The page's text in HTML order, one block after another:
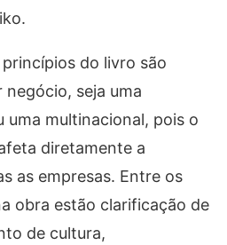
do livro são
negócio, seja uma
uma multinacional, pois o
diretamente a
as empresas. Entre os
obra estão clarificação de
de cultura,